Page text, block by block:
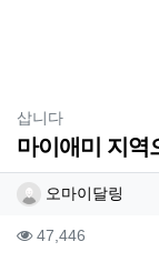
삽니다분류
마이애미 지역
작성자 정보
오마이달링
컨텐츠 정보
47,446